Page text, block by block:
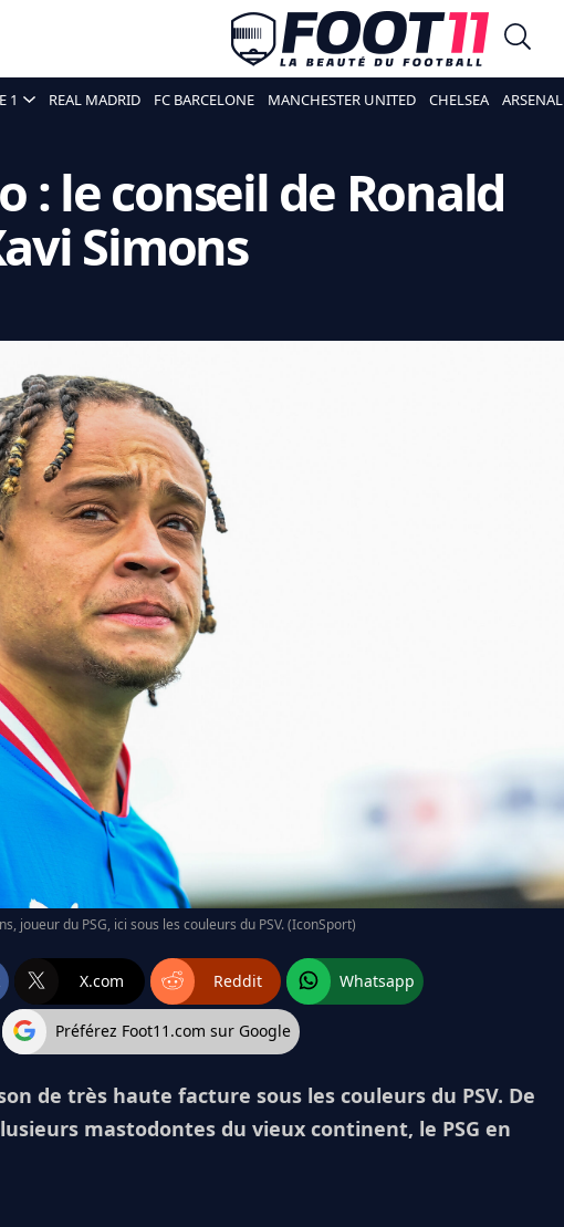
1 REAL MADRID FC BARCELONE MANCHESTER UNITED CHELSEA ARSENAL
: le conseil de Ronald
Simons
joueur du PSG, ici sous les couleurs du PSV. (IconSport)
X.com Reddit Whatsapp
Préférez Foot11.com sur Google
de très haute facture sous les couleurs du PSV. De
mastodontes du vieux continent, le PSG en